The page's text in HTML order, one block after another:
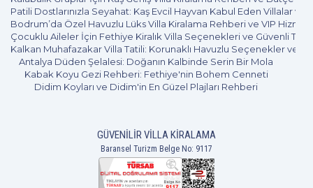
olmadan kiralanacak villa alternatifleri, yıl boyu çekilen iş
stresini bir anda ruhunuzdan koparacak kudrette
görünüyor. Ölüdeniz bölgesine dair sunulan en gözde
seçeneklerden olan Faralya kiralık villalar, tatilcilerin
huzurlu ve keyifli bir tatil fırsatı yakalamasına olanak
tanıyor.
Faralya Villa Kiralama
Seçenekleri
Faralyada kiralık villa tutacak tatilciler, birçok seçeneğe
Patili Dostlarınızla Seyahat: Kaş Evcil Hayvan Kabul Eden Villalar ve
Bodrum’da Özel Havuzlu Lüks Villa Kiralama Rehberi ve VIP
Çocuklu Aileler İçin Fethiye Kiralık Villa Seçenekleri ve Güvenli
Kalkan Muhafazakar Villa Tatili: Korunaklı Havuzlu Seçenekler ve
Antalya Düden Şelalesi: Doğanın Kalbinde Serin Bir Mola
Kabak Koyu Gezi Rehberi: Fethiye'nin Bohem Cenneti
Didim Koyları ve Didim'in En Güzel Plajları Rehberi
GÜVENILIR VILLA KIRALAMA
Baransel Turizm Belge No: 9117